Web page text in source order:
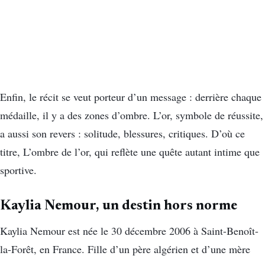
Enfin, le récit se veut porteur d’un message : derrière chaque
médaille, il y a des zones d’ombre. L’or, symbole de réussite,
a aussi son revers : solitude, blessures, critiques. D’où ce
titre, L’ombre de l’or, qui reflète une quête autant intime que
sportive.
Kaylia Nemour, un destin hors norme
Kaylia Nemour est née le 30 décembre 2006 à Saint-Benoît-
la-Forêt, en France. Fille d’un père algérien et d’une mère